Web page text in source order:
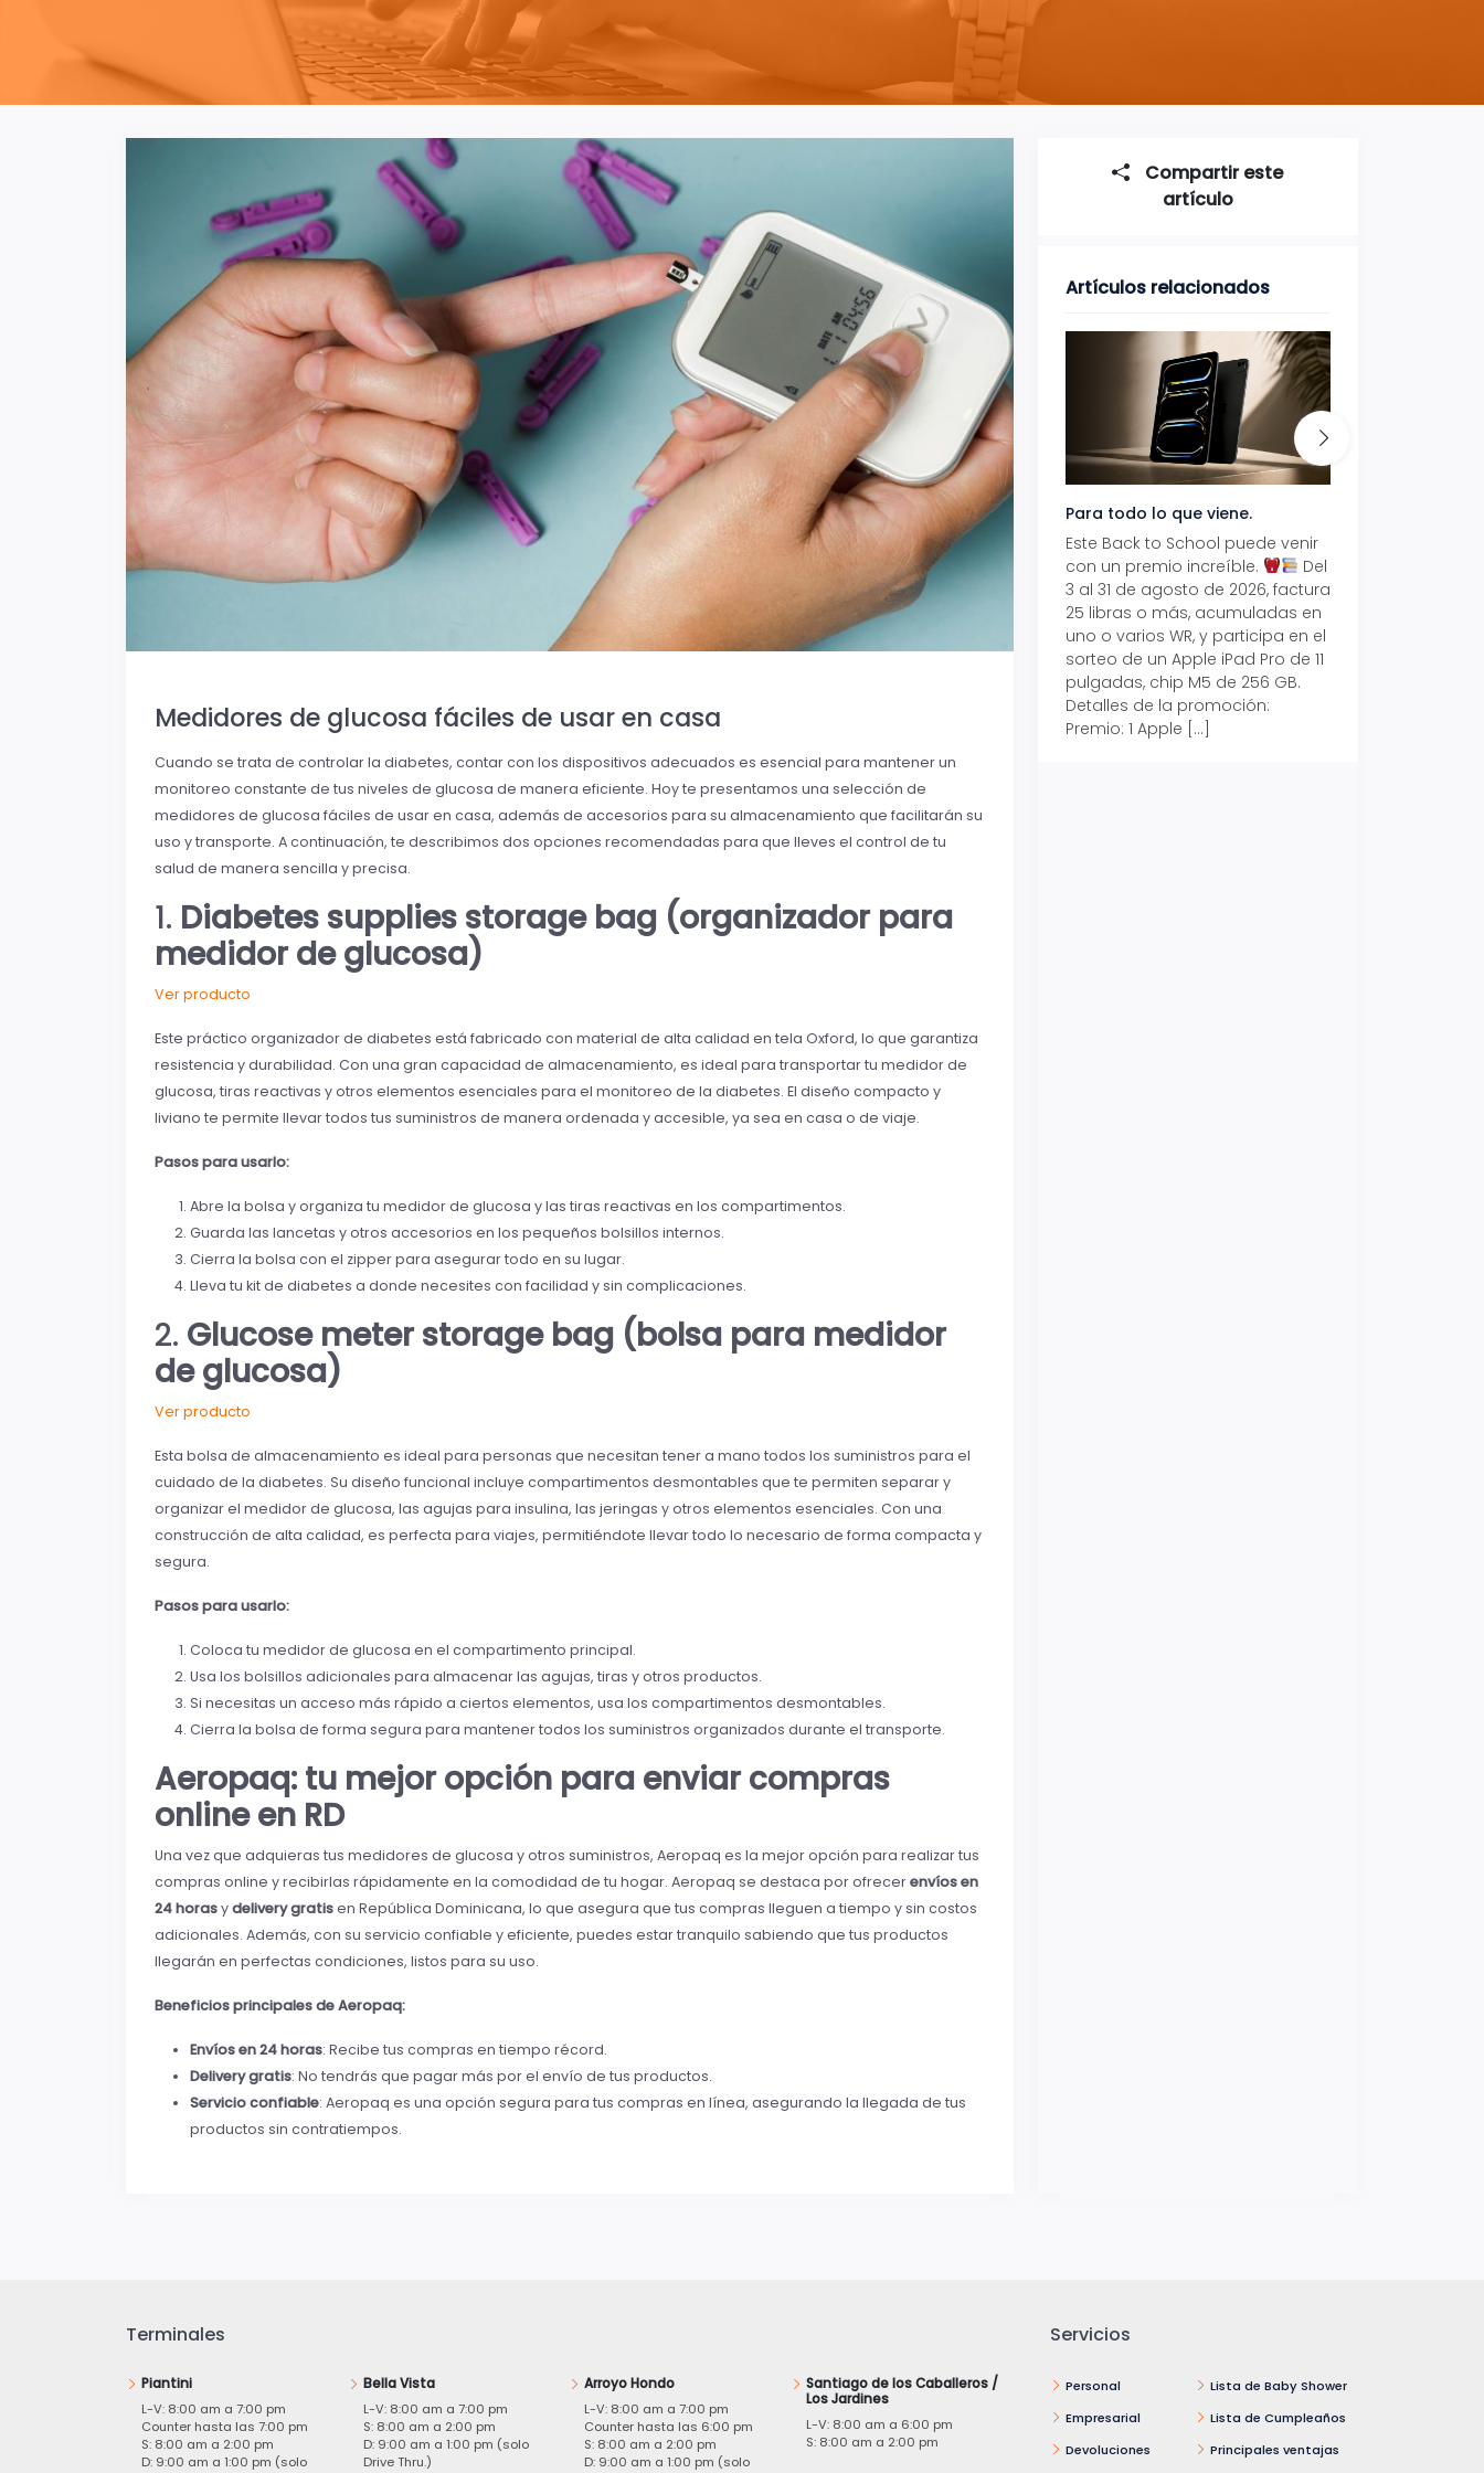
Medidores de glucosa fáciles de usar en casa
Cuando se trata de controlar la diabetes, contar con los dispositivos adecuados es esencial para mantener un
monitoreo constante de tus niveles de glucosa de manera eficiente. Hoy te presentamos una selección de
medidores de glucosa fáciles de usar en casa, además de accesorios para su almacenamiento que facilitarán su
uso y transporte. A continuación, te describimos dos opciones recomendadas para que lleves el control de tu
salud de manera sencilla y precisa.
1. Diabetes supplies storage bag (organizador para
medidor de glucosa)
Ver producto
Este práctico organizador de diabetes está fabricado con material de alta calidad en tela Oxford, lo que garantiza
resistencia y durabilidad. Con una gran capacidad de almacenamiento, es ideal para transportar tu medidor de
glucosa, tiras reactivas y otros elementos esenciales para el monitoreo de la diabetes. El diseño compacto y
liviano te permite llevar todos tus suministros de manera ordenada y accesible, ya sea en casa o de viaje.
Pasos para usarlo:
Abre la bolsa y organiza tu medidor de glucosa y las tiras reactivas en los compartimentos.
Guarda las lancetas y otros accesorios en los pequeños bolsillos internos.
Cierra la bolsa con el zipper para asegurar todo en su lugar.
Lleva tu kit de diabetes a donde necesites con facilidad y sin complicaciones.
2. Glucose meter storage bag (bolsa para medidor
de glucosa)
Ver producto
Esta bolsa de almacenamiento es ideal para personas que necesitan tener a mano todos los suministros para el
cuidado de la diabetes. Su diseño funcional incluye compartimentos desmontables que te permiten separar y
organizar el medidor de glucosa, las agujas para insulina, las jeringas y otros elementos esenciales. Con una
construcción de alta calidad, es perfecta para viajes, permitiéndote llevar todo lo necesario de forma compacta y
segura.
Pasos para usarlo:
Coloca tu medidor de glucosa en el compartimento principal.
Usa los bolsillos adicionales para almacenar las agujas, tiras y otros productos.
Si necesitas un acceso más rápido a ciertos elementos, usa los compartimentos desmontables.
Cierra la bolsa de forma segura para mantener todos los suministros organizados durante el transporte.
Aeropaq: tu mejor opción para enviar compras
online en RD
Una vez que adquieras tus medidores de glucosa y otros suministros, Aeropaq es la mejor opción para realizar tus
compras online y recibirlas rápidamente en la comodidad de tu hogar. Aeropaq se destaca por ofrecerenvíos en
24 horasydelivery gratisen República Dominicana, lo que asegura que tus compras lleguen a tiempo y sin costos
adicionales. Además, con su servicio confiable y eficiente, puedes estar tranquilo sabiendo que tus productos
llegarán en perfectas condiciones, listos para su uso.
Beneficios principales de Aeropaq:
Envíos en 24 horas: Recibe tus compras en tiempo récord.
Delivery gratis: No tendrás que pagar más por el envío de tus productos.
Servicio confiable: Aeropaq es una opción segura para tus compras en línea, asegurando la llegada de tus
productos sin contratiempos.
Compartir este
artículo
Artículos relacionados
Para todo lo que viene.
Este Back to School puede venir
con un premio increíble.
Del
3 al 31 de agosto de 2026, factura
25 libras o más, acumuladas en
uno o varios WR, y participa en el
sorteo de un Apple iPad Pro de 11
pulgadas, chip M5 de 256 GB.
Detalles de la promoción:
Premio: 1 Apple […]
Terminales
Piantini
L-V: 8:00 am a 7:00 pm
Counter hasta las 7:00 pm
S: 8:00 am a 2:00 pm
D: 9:00 am a 1:00 pm (solo
Bella Vista
L-V: 8:00 am a 7:00 pm
S: 8:00 am a 2:00 pm
D: 9:00 am a 1:00 pm (solo
Drive Thru.)
Arroyo Hondo
L-V: 8:00 am a 7:00 pm
Counter hasta las 6:00 pm
S: 8:00 am a 2:00 pm
D: 9:00 am a 1:00 pm (solo
Santiago de los Caballeros /
Los Jardines
L-V: 8:00 am a 6:00 pm
S: 8:00 am a 2:00 pm
Servicios
Personal
Empresarial
Devoluciones
Lista de Baby Shower
Lista de Cumpleaños
Principales ventajas